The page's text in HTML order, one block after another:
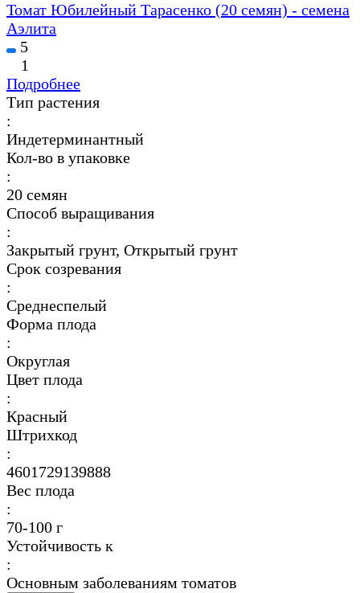
Томат Юбилейный Тарасенко (20 семян) - семена
Аэлита
5
1
Подробнее
Тип растения
:
Индетерминантный
Кол-во в упаковке
:
20 семян
Способ выращивания
:
Закрытый грунт, Открытый грунт
Срок созревания
:
Среднеспелый
Форма плода
:
Округлая
Цвет плода
:
Красный
Штрихкод
:
4601729139888
Вес плода
:
70-100 г
Устойчивость к
:
Основным заболеваниям томатов